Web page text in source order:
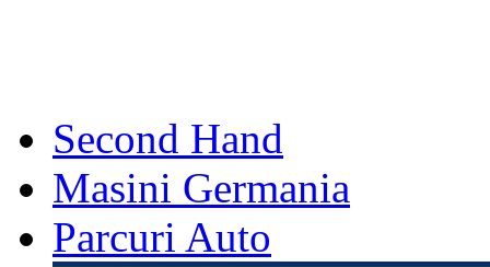
Second Hand
Masini Germania
Parcuri Auto